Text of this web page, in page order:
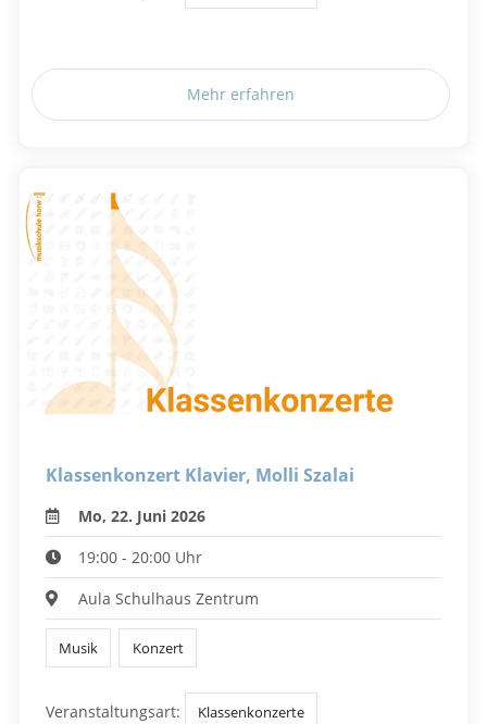
Mehr erfahren
Klassenkonzert Klavier, Molli Szalai
Mo, 22. Juni 2026
19:00 - 20:00 Uhr
Aula Schulhaus Zentrum
Musik Konzert
Veranstaltungsart: Klassenkonzerte